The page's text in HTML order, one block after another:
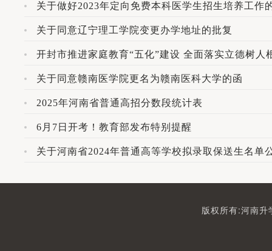
关于做好2023年定向免费本科医学生招生培养工作
关于同意辽宁理工学院变更办学地址的批复
开封市推进家庭教育“五化”建设 全面落实立德树人
关于同意赣南医学院更名为赣南医科大学的函
2025年河南省普通高招分数段统计表
6月7日开考！教育部发布特别提醒
关于河南省2024年普通高等学校拟录取保送生名单
版权所有:河南